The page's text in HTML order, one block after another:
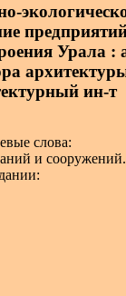
Урала :
ин-т
слова:
и сооружений.